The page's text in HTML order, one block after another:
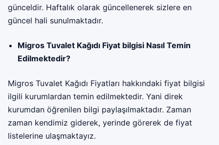
günceldir. Haftalık olarak güncellenerek sizlere en
güncel hali sunulmaktadır.
Migros Tuvalet Kağıdı Fiyat bilgisi Nasıl Temin
Edilmektedir?
Migros Tuvalet Kağıdı Fiyatları hakkındaki fiyat bilgisi
ilgili kurumlardan temin edilmektedir. Yani direk
kurumdan öğrenilen bilgi paylaşılmaktadır. Zaman
zaman kendimiz giderek, yerinde görerek de fiyat
listelerine ulaşmaktayız.